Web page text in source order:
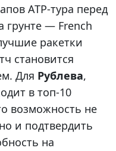
ATP-тура перед
— French
ракетки
становится
Для Рублева,
в топ-10
возможность не
и подтвердить
на